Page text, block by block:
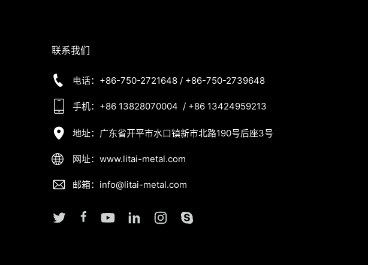
联系我们
电话：+86-750-2721648 / +86-750-2739648
手机：+86 13828070004 / +86 13424959213
地址：广东省开平市水口镇新市北路190号后座3号
网址：www.litai-metal.com
邮箱：info@litai-metal.com